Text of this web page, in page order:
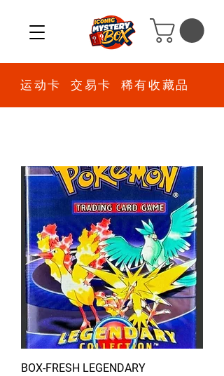
运动卡 交易卡 稀有收藏品
BOX-FRESH LEGENDARY